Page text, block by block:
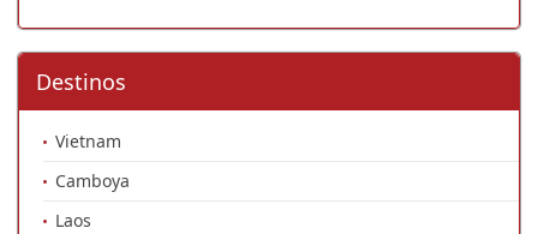
Destinos
Vietnam
Camboya
Laos